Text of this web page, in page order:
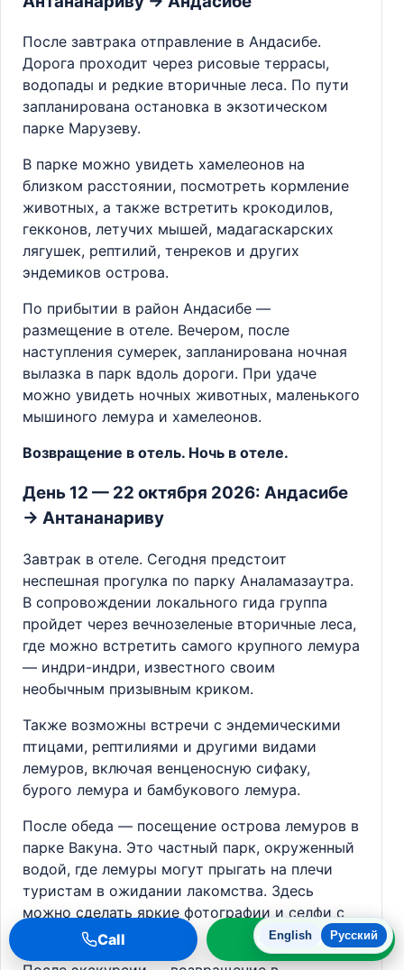
После завтрака отправление в Андасибе.
Дорога проходит через рисовые террасы,
водопады и редкие вторичные леса. По пути
запланирована остановка в экзотическом
парке Марузеву.
В парке можно увидеть хамелеонов на
близком расстоянии, посмотреть кормление
животных, а также встретить крокодилов,
гекконов, летучих мышей, мадагаскарских
лягушек, рептилий, тенреков и других
эндемиков острова.
По прибытии в район Андасибе —
размещение в отеле. Вечером, после
наступления сумерек, запланирована ночная
вылазка в парк вдоль дороги. При удаче
можно увидеть ночных животных, маленького
мышиного лемура и хамелеонов.
Возвращение в отель. Ночь в отеле.
День 12 — 22 октября 2026: Андасибе
→ Антананариву
Завтрак в отеле. Сегодня предстоит
неспешная прогулка по парку Аналамазаутра.
В сопровождении локального гида группа
пройдет через вечнозеленые вторичные леса,
где можно встретить самого крупного лемура
— индри-индри, известного своим
необычным призывным криком.
Также возможны встречи с эндемическими
птицами, рептилиями и другими видами
лемуров, включая венценосную сифаку,
бурого лемура и бамбукового лемура.
После обеда — посещение острова лемуров в
парке Вакуна. Это частный парк, окруженный
водой, где лемуры могут прыгать на плечи
туристам в ожидании лакомства. Здесь
можно сделать яркие фотографии и селфи с
лемурами. Call WhatsApp
English Русский